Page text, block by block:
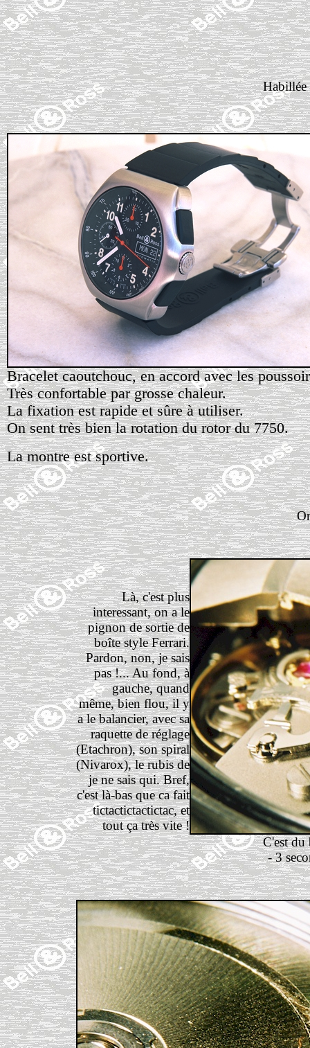
Habillée
Bracelet caoutchouc, en accord avec les
Très confortable par grosse chaleur.
La fixation est rapide et sûre à utiliser.
On sent très bien la rotation du rotor du 7750.
La montre est sportive.
Là, c'est plus
interessant, on a le
pignon de sortie de
boîte style Ferrari.
Pardon, non, je sais
pas !... Au fond, à
gauche, quand
même, bien flou, il y
a le balancier, avec sa
raquette de réglage
(Etachron), son spiral
(Nivarox), le rubis de
je ne sais qui. Bref,
c'est là-bas que ca fait
tictactictactictac, et
tout ça très vite !
C'est du
- 3